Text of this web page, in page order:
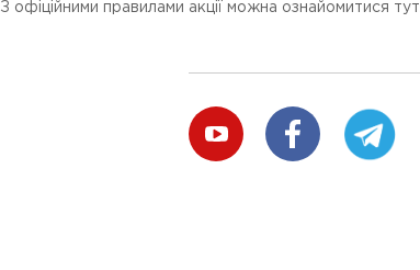
З офіційними правилами акції можна ознайомитися тут.